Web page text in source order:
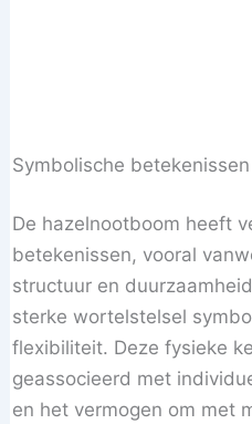
Symbolische
De hazelnootboom heeft
betekenissen, vooral
structuur en
sterke wortelstelsel
flexibiliteit. Deze fysieke
geassocieerd met
en het vermogen om met